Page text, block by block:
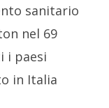
sanitario
nel 69
i paesi
in Italia